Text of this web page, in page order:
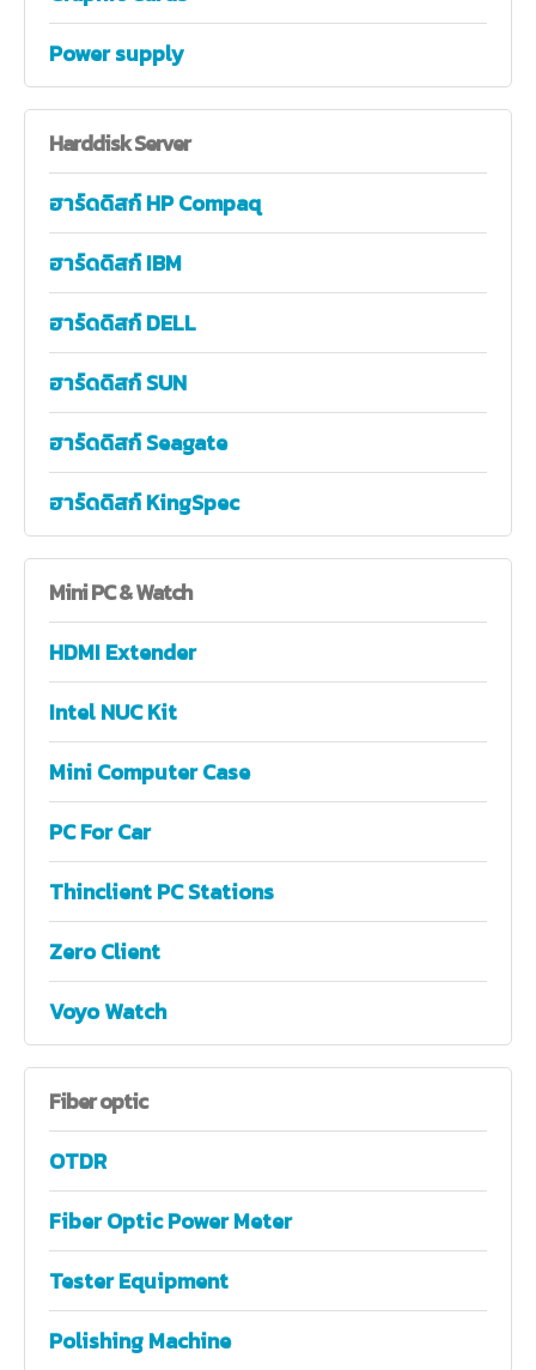
Power supply
HarddiskServer
ฮาร์ดดิสก์ HP Compaq
ฮาร์ดดิสก์ IBM
ฮาร์ดดิสก์ DELL
ฮาร์ดดิสก์ SUN
ฮาร์ดดิสก์ Seagate
ฮาร์ดดิสก์ KingSpec
MiniPC & Watch
HDMI Extender
Intel NUC Kit
Mini Computer Case
PC For Car
Thinclient PC Stations
Zero Client
Voyo Watch
Fiberoptic
OTDR
Fiber Optic Power Meter
Tester Equipment
Polishing Machine